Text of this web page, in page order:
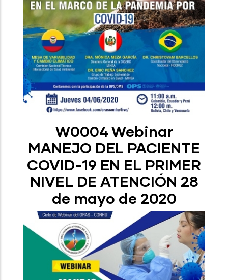
W0004 Webinar
MANEJO DEL PACIENTE
COVID-19 EN EL PRIMER
NIVEL DE ATENCIÓN 28
de mayo de 2020​